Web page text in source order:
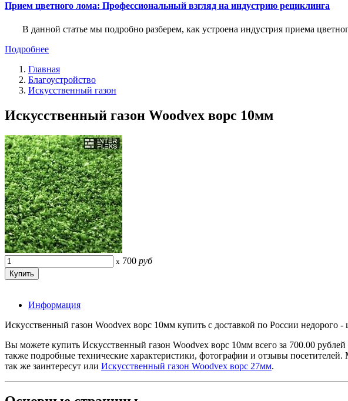
Прием цветного лома: Профессиональный взгляд на индустрию рециклинга
В данной статье мы подробно разберем, как устроена индустрия приема
Подробнее
Главная
Благоустройство
Искусственный газон
Искусственный газон Woodvex ворс 10мм
x 700 руб
Информация
Искусственный газон Woodvex ворс 10мм купить с доставкой по России недорого -
Вы можете купить Искусственный газон Woodvex ворс 10мм всего за 700.00
также подробные технические характеристики, фотографии и отзывы
так же заинтересут или Искусственный газон Woodvex ворс 27мм.